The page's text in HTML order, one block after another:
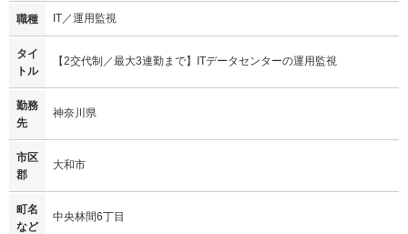
職種 IT／運用監視
タイ
トル
【2交代制／最大3連勤まで】ITデータセンターの運用監視
勤務
先
神奈川県
市区
郡
大和市
町名
など
中央林間6丁目